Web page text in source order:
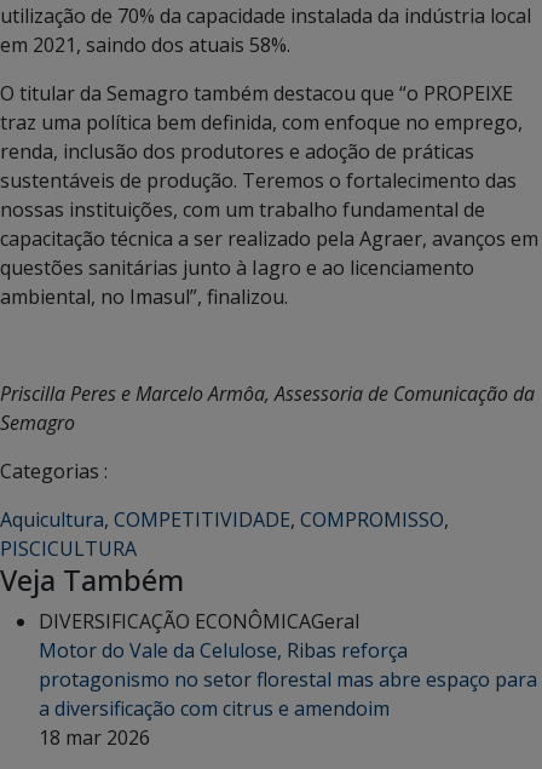
utilização de 70% da capacidade instalada da indústria local
em 2021, saindo dos atuais 58%.
O titular da Semagro também destacou que “o PROPEIXE
traz uma política bem definida, com enfoque no emprego,
renda, inclusão dos produtores e adoção de práticas
sustentáveis de produção. Teremos o fortalecimento das
nossas instituições, com um trabalho fundamental de
capacitação técnica a ser realizado pela Agraer, avanços em
questões sanitárias junto à Iagro e ao licenciamento
ambiental, no Imasul”, finalizou.
Priscilla Peres e Marcelo Armôa, Assessoria de Comunicação da
Semagro
Categorias :
Aquicultura, COMPETITIVIDADE, COMPROMISSO,
PISCICULTURA
Veja Também
DIVERSIFICAÇÃO ECONÔMICAGeral
Motor do Vale da Celulose, Ribas reforça
protagonismo no setor florestal mas abre espaço para
a diversificação com citrus e amendoim
18 mar 2026